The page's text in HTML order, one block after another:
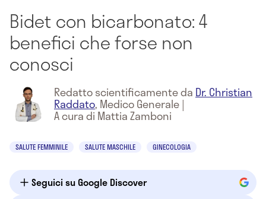
Bidet con bicarbonato: 4
benefici che forse non
conosci
Redatto scientificamente da Dr. Christian
Raddato, Medico Generale|
A cura di Mattia Zamboni
SALUTE FEMMINILE SALUTE MASCHILE GINECOLOGIA
Seguici su Google Discover